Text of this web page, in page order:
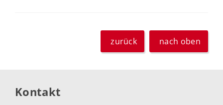
zurück nach oben
Kontakt